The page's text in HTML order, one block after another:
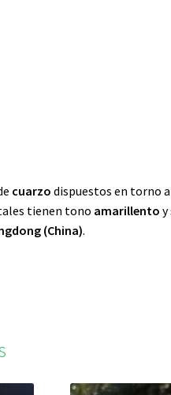
cuarzo dispuestos en torno
tienen tono amarillento y
(China).